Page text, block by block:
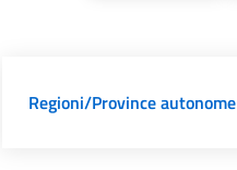
Regioni/Province autonome